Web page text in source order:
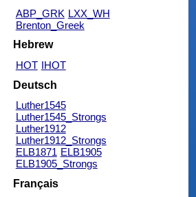
ABP_GRK LXX_WH
Brenton_Greek
Hebrew
HOT IHOT
Deutsch
Luther1545
Luther1545_Strongs
Luther1912
Luther1912_Strongs
ELB1871 ELB1905
ELB1905_Strongs
Français